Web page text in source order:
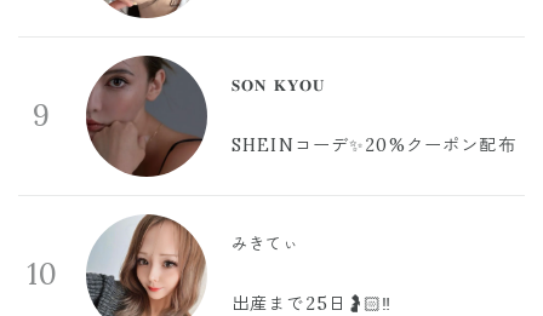
9
𝐒𝐎𝐍 𝐊𝐘𝐎𝐔
SHEINコーデ✨20%クーポン配布
10
みきてぃ
出産まで25日🤰🏻‼️